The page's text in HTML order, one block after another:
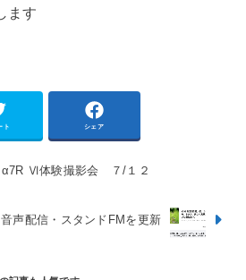
ます
ト シェア
Ⅵ体験撮影会 ７/１２
声配信・スタンドFMを更新